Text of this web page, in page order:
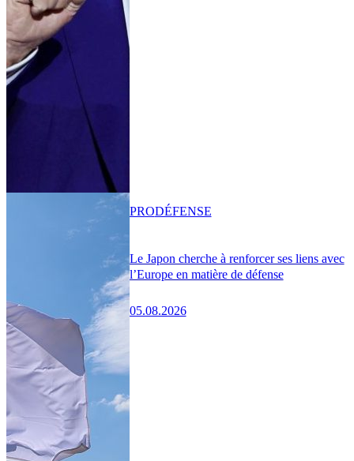
Le Japon cherche à renforcer ses liens avec
l’Europe en matière de défense
05.08.2026
PRODÉFENSE